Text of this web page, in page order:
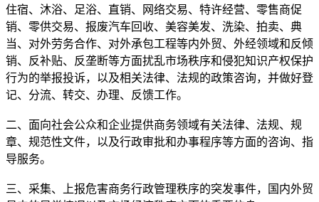
住宿、沐浴、足浴、直销、网络交易、特许经营、零售商促
销、零供交易、报废汽车回收、美容美发、洗染、拍卖、典
当、对外劳务合作、对外承包工程等内外贸、外经领域和反倾
销、反补贴、反垄断等方面扰乱市场秩序和侵犯知识产权保护
行为的举报投诉，以及相关法律、法规的政策咨询，并做好登
记、分流、转交、办理、反馈工作。
二、面向社会公众和企业提供商务领域有关法律、法规、规
章、规范性文件，以及行政审批和办事程序等方面的咨询、指
导服务。
三、采集、上报危害商务行政管理秩序的突发事件，国内外贸